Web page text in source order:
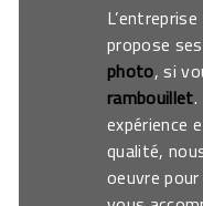
L’entreprise
propose
photo, si
rambouillet.
expérience
qualité,
oeuvre